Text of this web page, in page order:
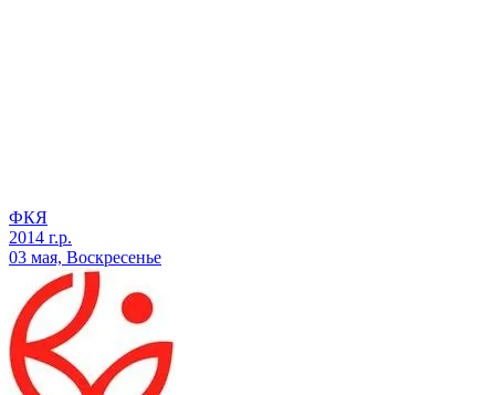
ФКЯ
2014 г.р.
03 мая, Воскресенье